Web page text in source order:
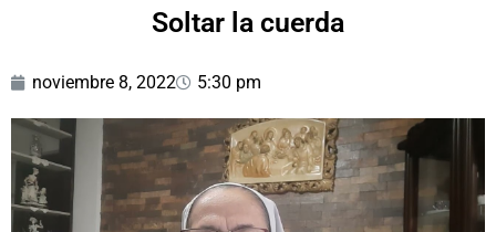
Soltar la cuerda
noviembre 8, 2022 5:30 pm